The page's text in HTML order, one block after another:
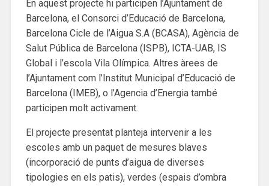
En aquest projecte hi participen l’Ajuntament de
Barcelona, el Consorci d’Educació de Barcelona,
Barcelona Cicle de l’Aigua S.A (BCASA), Agència de
Salut Pública de Barcelona (ISPB), ICTA-UAB, IS
Global i l’escola Vila Olímpica. Altres àrees de
l’Ajuntament com l’Institut Municipal d’Educació de
Barcelona (IMEB), o l’Agencia d’Energia també
participen molt activament.
El projecte presentat planteja intervenir a les
escoles amb un paquet de mesures blaves
(incorporació de punts d’aigua de diverses
tipologies en els patis), verdes (espais d’ombra